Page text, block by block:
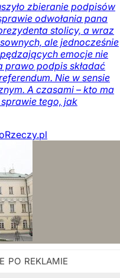
zbieranie podpisów
odwołania pana
stolicy, a wraz
ale jednocześnie
emocje nie
prawo podpis składać
Nie w sensie
A czasami – kto ma
tego, jak